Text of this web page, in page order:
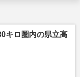
キロ圏内の県立高